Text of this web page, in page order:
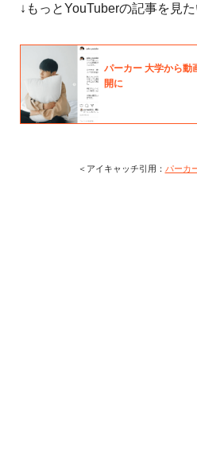
↓もっとYouTuberの記事を見
＜アイキャッチ引用： パーカ